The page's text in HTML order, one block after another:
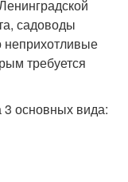
садоводы
требуется
3 основных вида: